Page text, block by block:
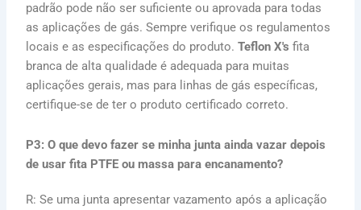
padrão pode não ser suficiente ou aprovada para todas
as aplicações de gás. Sempre verifique os regulamentos
locais e as especificações do produto.Teflon X's fita
branca de alta qualidade é adequada para muitas
aplicações gerais, mas para linhas de gás específicas,
certifique-se de ter o produto certificado correto.
P3: O que devo fazer se minha junta ainda vazar depois
de usar fita PTFE ou massa para encanamento?
R: Se uma junta apresentar vazamento após a aplicação